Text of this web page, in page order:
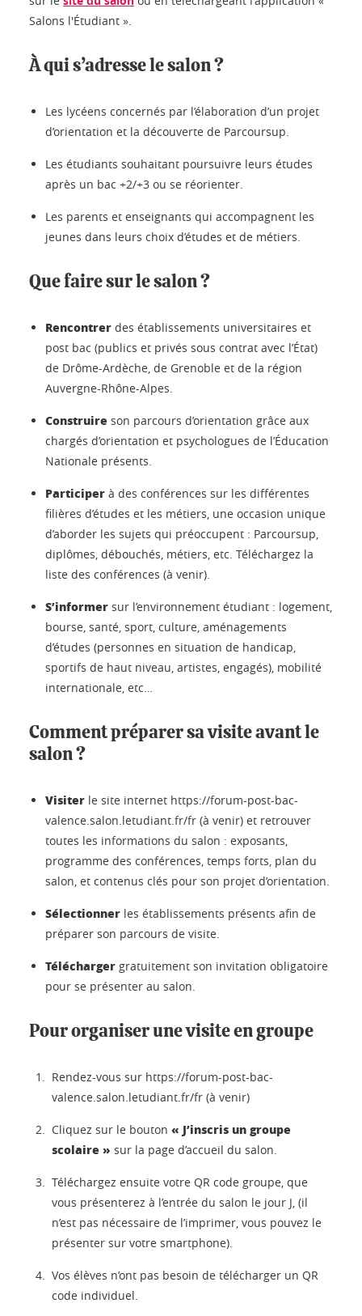
Salons l'Étudiant ».
À qui s’adresse le salon ?
Les lycéens concernés par l’élaboration d’un projet
d’orientation et la découverte de Parcoursup.
Les étudiants souhaitant poursuivre leurs études
après un bac +2/+3 ou se réorienter.
Les parents et enseignants qui accompagnent les
jeunes dans leurs choix d’études et de métiers.
Que faire sur le salon ?
Rencontrer des établissements universitaires et
post bac (publics et privés sous contrat avec l’État)
de Drôme-Ardèche, de Grenoble et de la région
Auvergne-Rhône-Alpes.
Construire son parcours d’orientation grâce aux
chargés d’orientation et psychologues de l’Éducation
Nationale présents.
Participer à des conférences sur les différentes
filières d’études et les métiers, une occasion unique
d’aborder les sujets qui préoccupent : Parcoursup,
diplômes, débouchés, métiers, etc. Téléchargez la
liste des conférences (à venir).
S’informer sur l’environnement étudiant : logement,
bourse, santé, sport, culture, aménagements
d’études (personnes en situation de handicap,
sportifs de haut niveau, artistes, engagés), mobilité
internationale, etc…
Comment préparer sa visite avant le
salon ?
Visiter le site internet https://forum-post-bac-
valence.salon.letudiant.fr/fr (à venir) et retrouver
toutes les informations du salon : exposants,
programme des conférences, temps forts, plan du
salon, et contenus clés pour son projet d’orientation.
Sélectionner les établissements présents afin de
préparer son parcours de visite.
Télécharger gratuitement son invitation obligatoire
pour se présenter au salon.
Pour organiser une visite en groupe
Rendez-vous sur https://forum-post-bac-
valence.salon.letudiant.fr/fr (à venir)
Cliquez sur le bouton « J’inscris un groupe
scolaire » sur la page d’accueil du salon.
Téléchargez ensuite votre QR code groupe, que
vous présenterez à l’entrée du salon le jour J, (il
n’est pas nécessaire de l’imprimer, vous pouvez le
présenter sur votre smartphone).
Vos élèves n’ont pas besoin de télécharger un QR
code individuel.